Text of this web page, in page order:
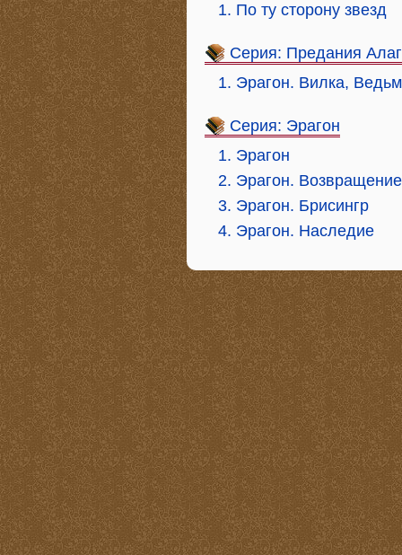
1. По ту сторону звезд
Серия: Предания
1. Эрагон. Вилка,
Серия: Эрагон
1. Эрагон
2. Эрагон. Возвращение
3. Эрагон. Брисингр
4. Эрагон. Наследие